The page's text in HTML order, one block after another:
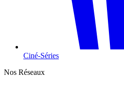
Ciné-Séries
Nos Réseaux